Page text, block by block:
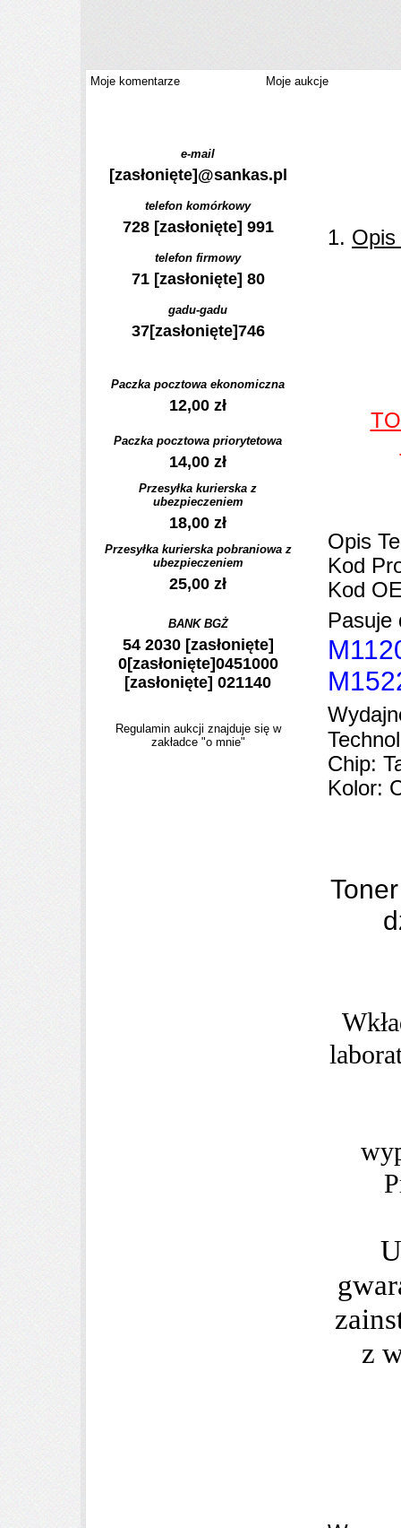
Moje komentarze Moje aukcje
e-mail
[zasłonięte] @sankas.pl
telefon komórkowy
728 [zasłonięte] 991
telefon firmowy
71 [zasłonięte] 80
gadu-gadu
37[zasłonięte]746
Paczka pocztowa ekonomiczna
12,00 zł
Paczka pocztowa priorytetowa
14,00 zł
Przesyłka kurierska z
ubezpieczeniem
18,00 zł
Przesyłka kurierska pobraniowa z
ubezpieczeniem
25,00 zł
BANK BGŻ
54 2030 [zasłonięte]
0[zasłonięte]0451000
[zasłonięte] 021140
Regulamin aukcji znajduje się w
zakładce "o mnie"
1. Opis
Opis
Kod
Kod
Chip:
Kolor:
z